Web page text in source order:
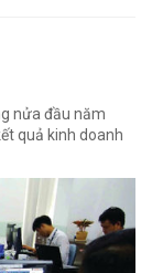
nửa đầu năm
quả kinh doanh